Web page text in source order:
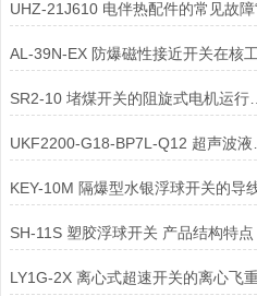
SR2-10 堵煤开关的阻旋式电机运行时噪音异常增大可能的原因是什么
SH-11S 塑胶浮球开关 产品结构特点